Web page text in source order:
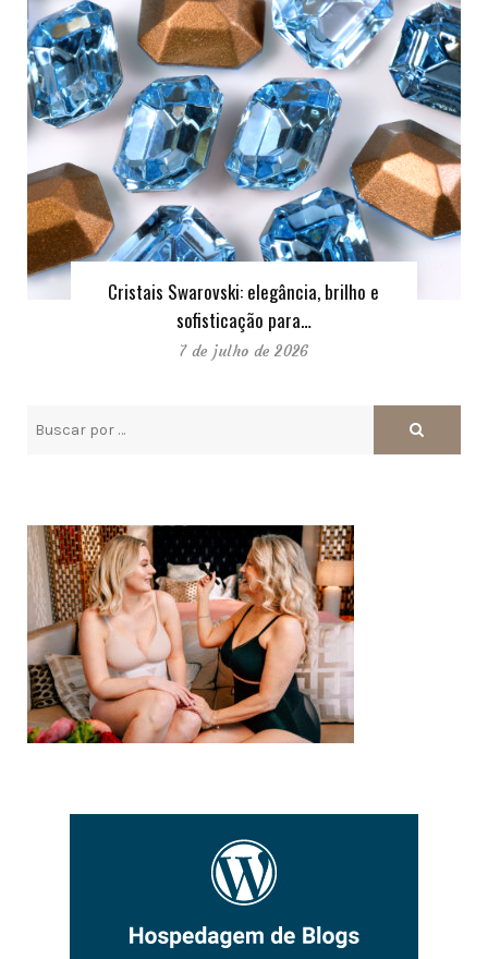
Cristais Swarovski: elegância, brilho e
sofisticação para…
7 de julho de 2026